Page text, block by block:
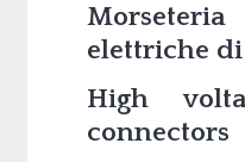
elettriche
High
connectors